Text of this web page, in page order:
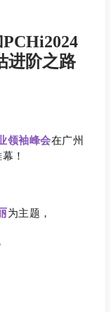
进阶之路
领袖峰会在广州
！
为主题，